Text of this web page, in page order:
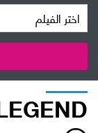
اختر الفيلم